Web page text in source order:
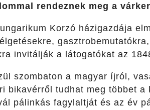
rendeznek meg a
Korzó házigazdája
invitálják a látogatókat az
szombaton a magyar íjról,
bikavérről tudhat meg többet a
pálinkás fagylaltját és az év